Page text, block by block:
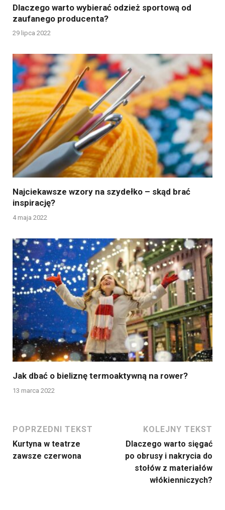
Dlaczego warto wybierać odzież sportową od
zaufanego producenta?
29 lipca 2022
Najciekawsze wzory na szydełko – skąd brać
inspirację?
4 maja 2022
Jak dbać o bieliznę termoaktywną na rower?
13 marca 2022
POPRZEDNI TEKST
Kurtyna w teatrze
zawsze czerwona
KOLEJNY TEKST
Dlaczego warto sięgać
po obrusy i nakrycia do
stołów z materiałów
włókienniczych?